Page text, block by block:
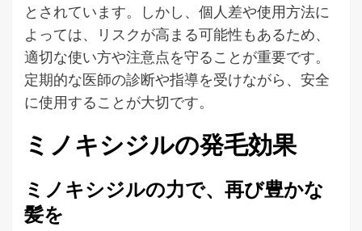
とされています。しかし、個人差や使用方法に
よっては、リスクが高まる可能性もあるため、
適切な使い方や注意点を守ることが重要です。
定期的な医師の診断や指導を受けながら、安全
に使用することが大切です。
ミノキシジルの発毛効果
ミノキシジルの力で、再び豊かな
髪を